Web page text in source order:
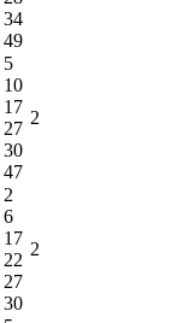
34
49
5
10
17
27
30
47
2
2
6
17
22
27
30
2